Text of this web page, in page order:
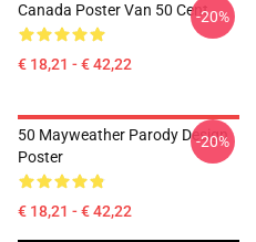
Canada Poster Van 50 Cent
€ 18,21 - € 42,22
-20%
50 Mayweather Parody Design
Poster
€ 18,21 - € 42,22
-20%